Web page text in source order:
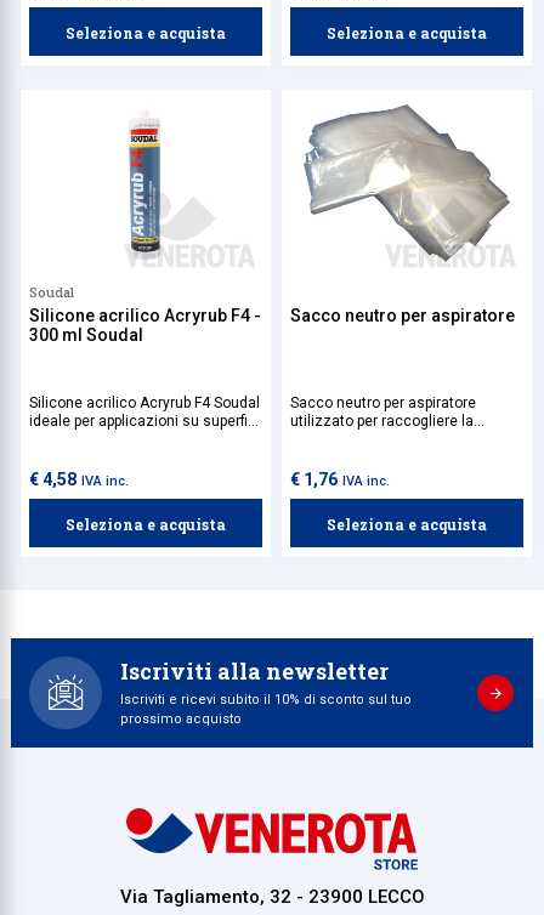
Seleziona e acquista Seleziona e acquista
Soudal
Silicone acrilico Acryrub F4 -
300 ml Soudal
Silicone acrilico Acryrub F4 Soudal
ideale per applicazioni su superfici
utile per riempire crepe e giunti tra
€ 4,58 IVA inc.
Seleziona e acquista
Sacco neutro per aspiratore
Sacco neutro per aspiratore
utilizzato per raccogliere la
dell'aspiratore.
€ 1,76 IVA inc.
Seleziona e acquista
Iscriviti alla newsletter
Iscriviti e ricevi subito il 10% di sconto sul tuo
prossimo acquisto
Via Tagliamento, 32 - 23900 LECCO